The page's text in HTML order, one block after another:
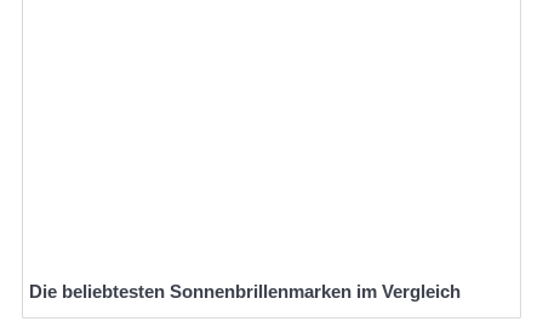
Die beliebtesten Sonnenbrillenmarken im Vergleich